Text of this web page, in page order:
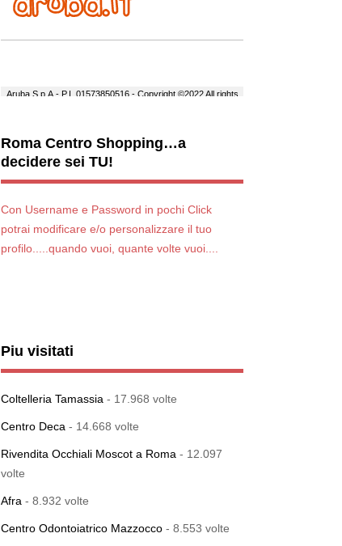
Roma Centro Shopping…a
decidere sei TU!
Con Username e Password in pochi Click
potrai modificare e/o personalizzare il tuo
profilo.....quando vuoi, quante volte vuoi....
Piu visitati
Coltelleria Tamassia - 17.968 volte
Centro Deca - 14.668 volte
Rivendita Occhiali Moscot a Roma - 12.097
volte
Afra - 8.932 volte
Centro Odontoiatrico Mazzocco - 8.553 volte